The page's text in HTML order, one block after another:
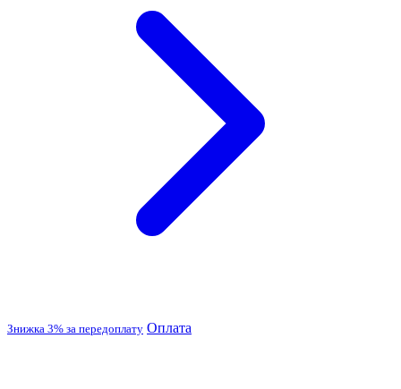
Знижка 3% за передоплату Оплата